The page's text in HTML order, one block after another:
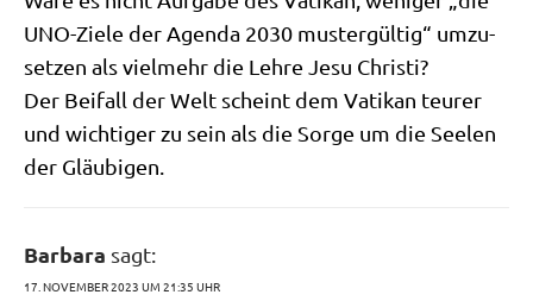
UNO-Zie­le der Agen­da 2030 muster­gül­tig“ umzu­
set­zen als viel­mehr die Leh­re Jesu Christi?
Der Bei­fall der Welt scheint dem Vati­kan teu­rer
und wich­ti­ger zu sein als die Sor­ge um die See­len
der Gläubigen.
Barbara sagt:
17. NOVEMBER 2023 UM 21:35 UHR